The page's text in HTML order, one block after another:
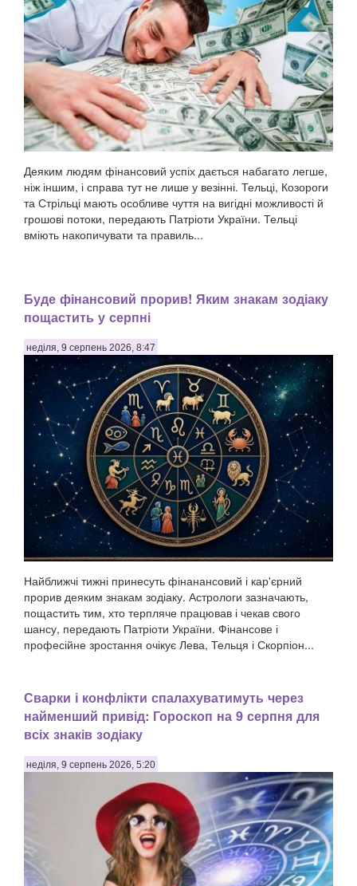
Деяким людям фінансовий успіх дається набагато легше,
ніж іншим, і справа тут не лише у везінні. Тельці, Козороги
та Стрільці мають особливе чуття на вигідні можливості й
грошові потоки, передають Патріоти України. Тельці
вміють накопичувати та правиль...
Буде фінансовий прорив! Яким знакам зодіаку
пощастить у серпні
неділя, 9 серпень 2026, 8:47
Найближчі тижні принесуть фінанансовий і кар'єрний
прорив деяким знакам зодіаку. Астрологи зазначають,
пощастить тим, хто терпляче працював і чекав свого
шансу, передають Патріоти України. Фінансове і
професійне зростання очікує Лева, Тельця і Скорпіон...
Сварки і конфлікти спалахуватимуть через
найменший привід: Гороскоп на 9 серпня для
всіх знаків зодіаку
неділя, 9 серпень 2026, 5:20